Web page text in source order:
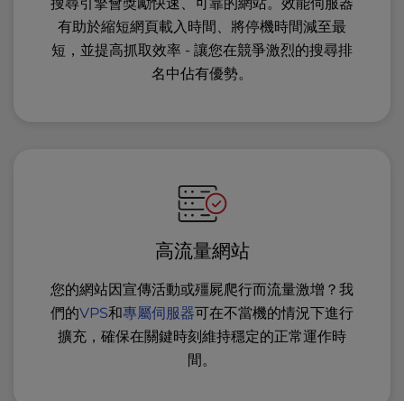
有助於縮短網頁載入時間、將停機時間減至最
短，並提高抓取效率 - 讓您在競爭激烈的搜尋排
名中佔有優勢。
高流量網站
您的網站因宣傳活動或殭屍爬行而流量激增？我
們的VPS和專屬伺服器可在不當機的情況下進行
擴充，確保在關鍵時刻維持穩定的正常運作時
間。